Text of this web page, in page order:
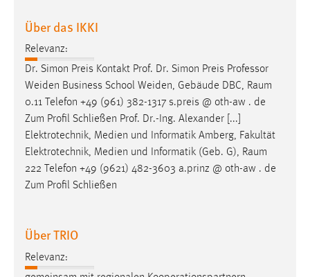
Über das IKKI
Relevanz:
Dr. Simon Preis Kontakt Prof. Dr. Simon Preis Professor
Weiden Business School Weiden, Gebäude DBC, Raum
0.11 Telefon +49 (961) 382-1317 s.preis @ oth-aw . de
Zum Profil Schließen Prof. Dr.-Ing. Alexander [...]
Elektrotechnik, Medien und Informatik Amberg, Fakultät
Elektrotechnik, Medien und Informatik (Geb. G), Raum
222 Telefon +49 (9621) 482-3603 a.prinz @ oth-aw . de
Zum Profil Schließen
Über TRIO
Relevanz: